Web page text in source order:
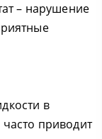
– нарушение
в
приводит